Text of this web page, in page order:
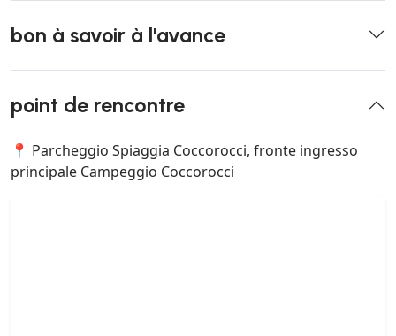
bon à savoir à l'avance
point de rencontre
📍 Parcheggio Spiaggia Coccorocci, fronte ingresso
principale Campeggio Coccorocci